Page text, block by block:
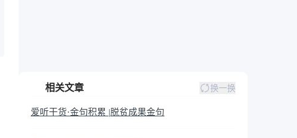
相关文章 换一换
爱听干货·金句积累 |脱贫成果金句